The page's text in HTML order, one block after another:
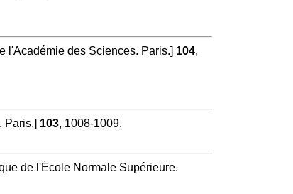
l'Académie des Sciences. Paris.] 104,
Paris.] 103, 1008-1009.
de l'École Normale Supérieure.